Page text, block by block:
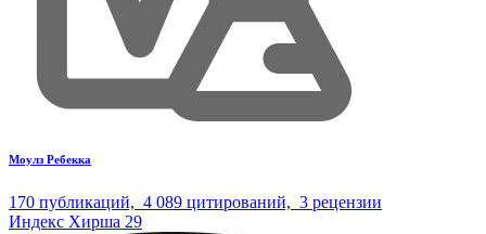
Моулз Ребекка
170 публикаций, 4 089 цитирований, 3 рецензии
Индекс Хирша 29